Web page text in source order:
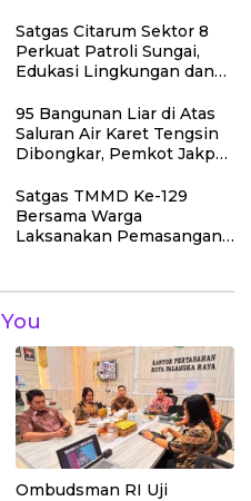
Kedaulatan Ekonomi
Satgas Citarum Sektor 8
Perkuat Patroli Sungai,
Edukasi Lingkungan dan
di Wilayah Binaan
95 Bangunan Liar di Atas
Saluran Air Karet Tengsin
Dibongkar, Pemkot Jakpus
Drainase
Satgas TMMD Ke-129
Bersama Warga
Laksanakan Pemasangan
Ombudsman RI Uji